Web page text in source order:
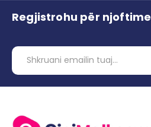
Regjistrohu për njoftime